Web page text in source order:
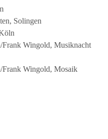
Solingen
Frank Wingold, Musiknacht
Frank Wingold, Mosaik